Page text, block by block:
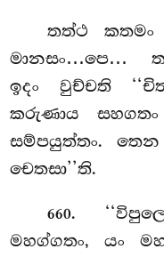
තත්ථ කතමං
මානසං…පෙ…
ඉදං වුච්චති
කරුණාය
සම්පයුත්තං.
චෙතසා’’ති.
660.
මහග්ගතං, යං